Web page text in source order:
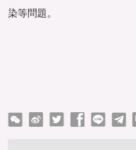
染等問題。
linetelegram copy